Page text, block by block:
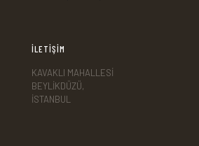
İLETİŞİM
KAVAKLI MAHALLESİ
BEYLİKDÜZÜ,
İSTANBUL